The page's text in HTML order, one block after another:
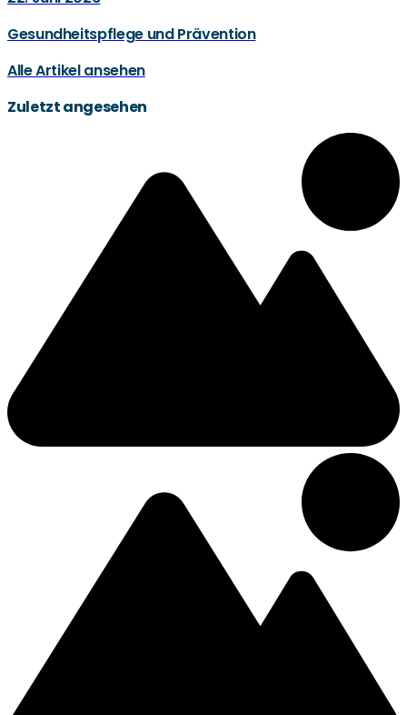
Gesundheitspflege und Prävention
Alle Artikel ansehen
Zuletzt angesehen